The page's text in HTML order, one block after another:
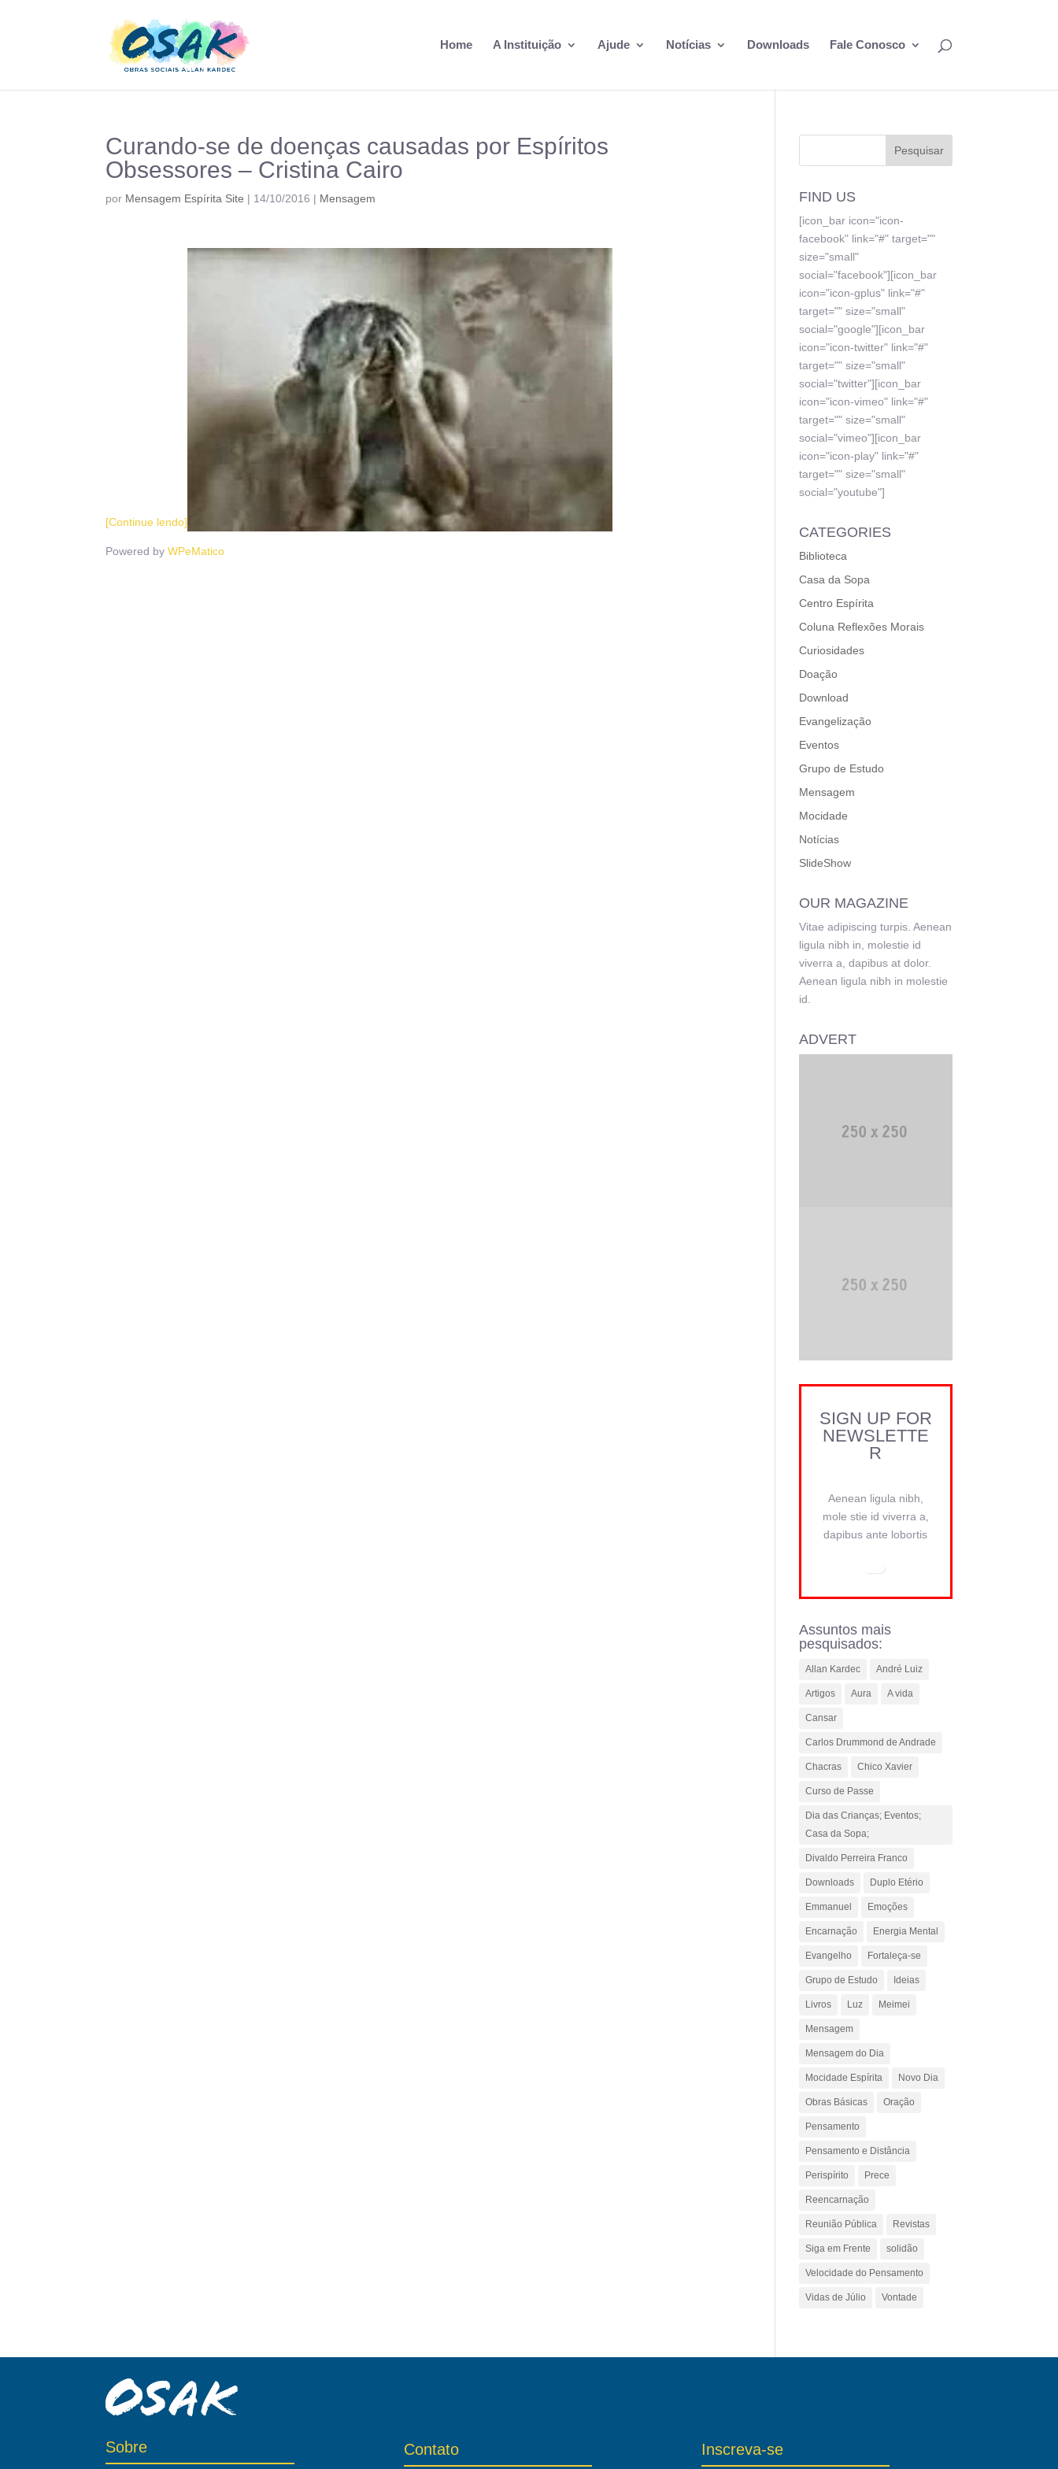
Home A Instituição Ajude Notícias Downloads Fale Conosco
Curando-se de doenças causadas por Espíritos
Obsessores – Cristina Cairo
por Mensagem Espírita Site | 14/10/2016 | Mensagem
[Continue lendo]
Powered byWPeMatico
FIND US
[icon_bar icon="icon-
facebook" link="#" target=""
size="small"
social="facebook"][icon_bar
icon="icon-gplus" link="#"
target="" size="small"
social="google"][icon_bar
icon="icon-twitter" link="#"
target="" size="small"
social="twitter"][icon_bar
icon="icon-vimeo" link="#"
target="" size="small"
social="vimeo"][icon_bar
icon="icon-play" link="#"
target="" size="small"
social="youtube"]
CATEGORIES
Biblioteca
Casa da Sopa
Centro Espírita
Coluna Reflexões Morais
Curiosidades
Doação
Download
Evangelização
Eventos
Grupo de Estudo
Mensagem
Mocidade
Notícias
SlideShow
OUR MAGAZINE
Vitae adipiscing turpis. Aenean
ligula nibh in, molestie id
viverra a, dapibus at dolor.
Aenean ligula nibh in molestie
id.
ADVERT
SIGN UP FOR
NEWSLETTE
R
Aenean ligula nibh,
mole stie id viverra a,
dapibus ante lobortis
Assuntos mais
pesquisados:
Allan Kardec André Luiz
Artigos Aura A vida
Cansar
Carlos Drummond de Andrade
Chacras Chico Xavier
Curso de Passe
Dia das Crianças; Eventos;
Casa da Sopa;
Divaldo Perreira Franco
Downloads Duplo Etério
Emmanuel Emoções
Encarnação Energia Mental
Evangelho Fortaleça-se
Grupo de Estudo Ideias
Livros Luz Meimei
Mensagem
Mensagem do Dia
Mocidade Espírita Novo Dia
Obras Básicas Oração
Pensamento
Pensamento e Distância
Perispírito Prece
Reencarnação
Reunião Pública Revistas
Siga em Frente solidão
Velocidade do Pensamento
Vidas de Júlio Vontade
Sobre Contato Inscreva-se